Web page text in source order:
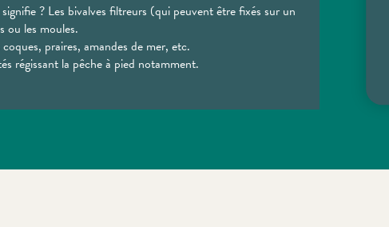
? Les bivalves filtreurs (qui peuvent être fixés sur un
ou les moules.
praires, amandes de mer, etc.
régissant la pêche à pied notamment.